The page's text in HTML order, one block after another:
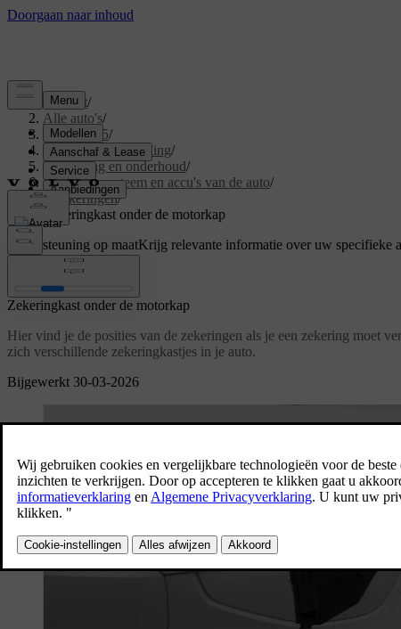
Support/
Alle auto's/
EX40 2025/
Gebruikershandleiding/
Verzorging en onderhoud/
Elektrisch systeem en accu's van de auto/
Zekeringen/
Zekeringkast onder de motorkap
Ondersteuning op maatKrijg relevante informatie over uw specifieke
Bijgewerkt 30-03-2026
Zekeringkast onder de motorkap
Hier vind je de posities van de zekeringen als je een zekering moet
zich verschillende zekeringkastjes in je auto.